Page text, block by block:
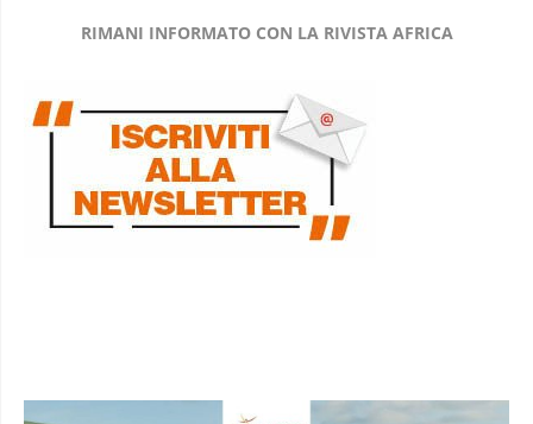
RIMANI INFORMATO CON LA RIVISTA AFRICA